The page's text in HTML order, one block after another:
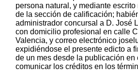
persona natural, y mediante
de la sección de calificación;
administrador concursal a D. José
con domicilio profesional en calle
Valencia, y correo electrónico
expidiéndose el presente edicto a
de un mes desde la publicación en
comunicar los créditos en los